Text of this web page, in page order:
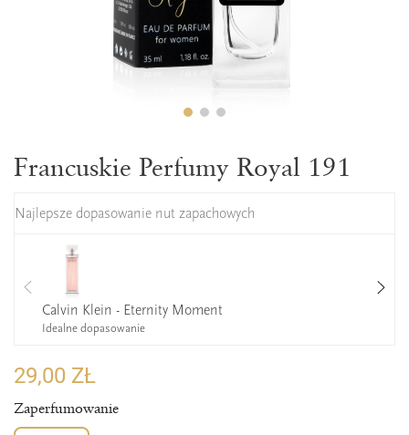
Francuskie Perfumy Royal 191
Najlepsze dopasowanie nut zapachowych
Calvin Klein - Eternity Moment
Idealne dopasowanie
29,00 ZŁ
Zaperfumowanie